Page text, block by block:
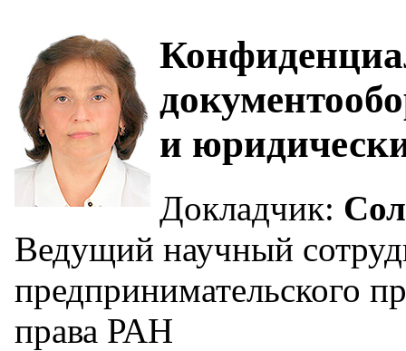
и
Докладчик:
Ведущий научный
предпринимательского
права РАН